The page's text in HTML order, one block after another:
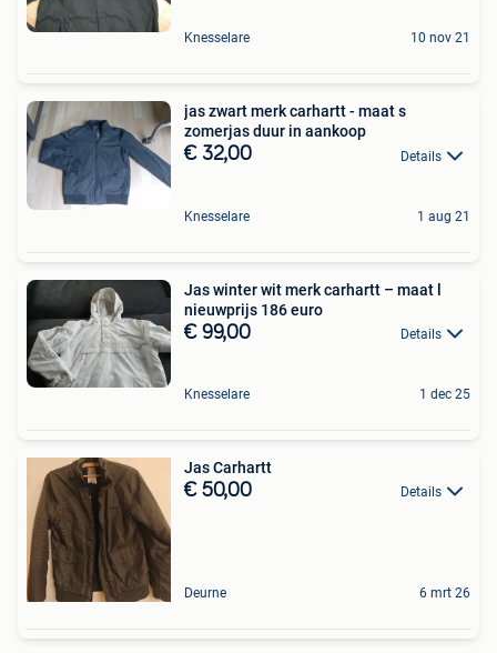
Knesselare 10 nov 21
jas zwart merk carhartt - maat s
zomerjas duur in aankoop
€ 32,00 Details
Knesselare 1 aug 21
Jas winter wit merk carhartt – maat l
nieuwprijs 186 euro
€ 99,00 Details
Knesselare 1 dec 25
Jas Carhartt
€ 50,00 Details
Deurne 6 mrt 26